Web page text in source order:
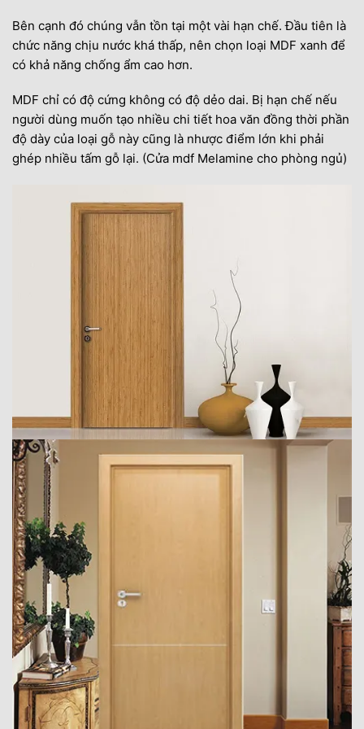
Bên cạnh đó chúng vẫn tồn tại một vài hạn chế. Đầu tiên là
chức năng chịu nước khá thấp, nên chọn loại MDF xanh để
có khả năng chống ẩm cao hơn.
MDF chỉ có độ cứng không có độ dẻo dai. Bị hạn chế nếu
người dùng muốn tạo nhiều chi tiết hoa văn đồng thời phần
độ dày của loại gỗ này cũng là nhược điểm lớn khi phải
ghép nhiều tấm gỗ lại. (Cửa mdf Melamine cho phòng ngủ)